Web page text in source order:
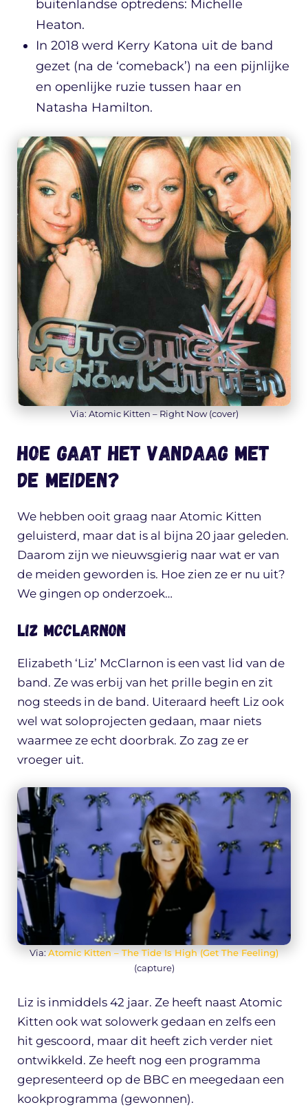
buitenlandse optredens: Michelle
Heaton.
In 2018 werd Kerry Katona uit de band
gezet (na de ‘comeback’) na een pijnlijke
en openlijke ruzie tussen haar en
Natasha Hamilton.
Via: Atomic Kitten – Right Now (cover)
Hoe gaat het vandaag met
de meiden?
We hebben ooit graag naar Atomic Kitten
geluisterd, maar dat is al bijna 20 jaar geleden.
Daarom zijn we nieuwsgierig naar wat er van
de meiden geworden is. Hoe zien ze er nu uit?
We gingen op onderzoek…
Liz McClarnon
Elizabeth ‘Liz’ McClarnon is een vast lid van de
band. Ze was erbij van het prille begin en zit
nog steeds in de band. Uiteraard heeft Liz ook
wel wat soloprojecten gedaan, maar niets
waarmee ze echt doorbrak. Zo zag ze er
vroeger uit.
Via: Atomic Kitten – The Tide Is High (Get The Feeling)
(capture)
Liz is inmiddels 42 jaar. Ze heeft naast Atomic
Kitten ook wat solowerk gedaan en zelfs een
hit gescoord, maar dit heeft zich verder niet
ontwikkeld. Ze heeft nog een programma
gepresenteerd op de BBC en meegedaan een
kookprogramma (gewonnen).